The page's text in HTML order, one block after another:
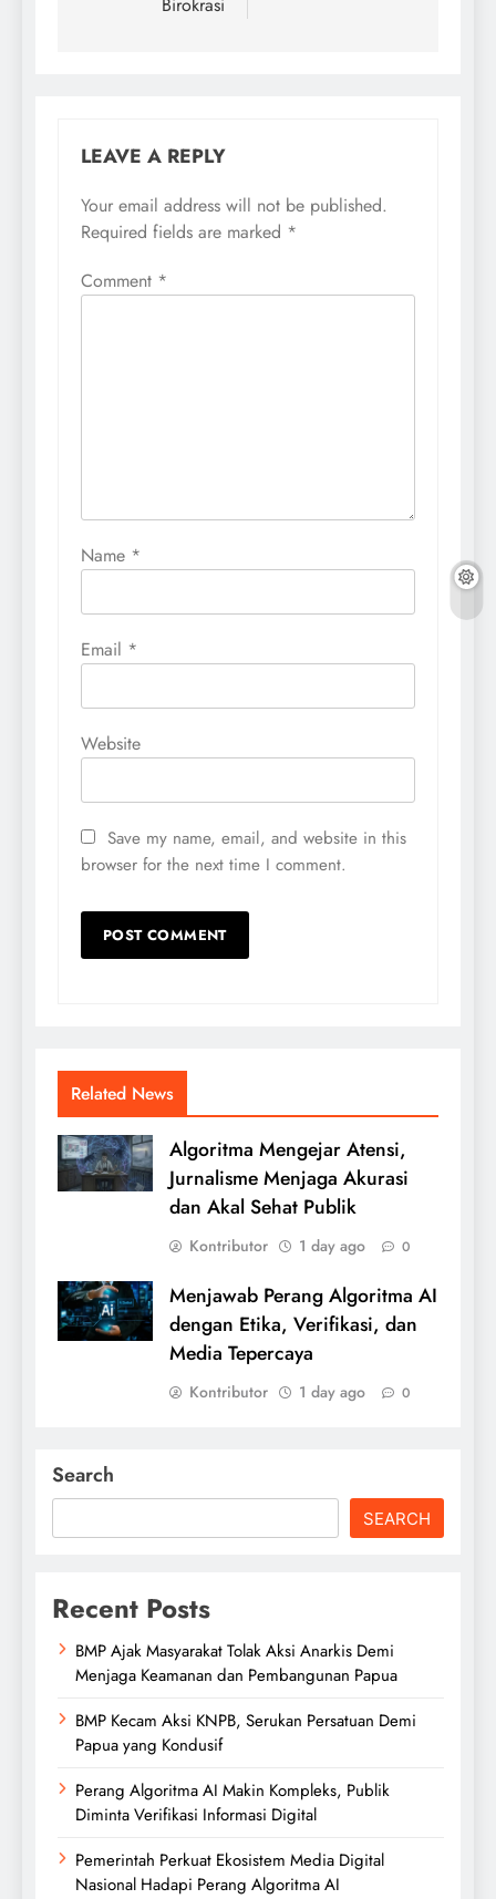
Birokrasi
LEAVE A REPLY
Your email address will not be published.
Required fields are marked *
Comment *
Name *
Email *
Website
Save my name, email, and website in this
browser for the next time I comment.
Related News
Algoritma Mengejar Atensi,
Jurnalisme Menjaga Akurasi
dan Akal Sehat Publik
Kontributor 1 day ago 0
Menjawab Perang Algoritma AI
dengan Etika, Verifikasi, dan
Media Tepercaya
Kontributor 1 day ago 0
Search
SEARCH
Recent Posts
BMP Ajak Masyarakat Tolak Aksi Anarkis Demi
Menjaga Keamanan dan Pembangunan Papua
BMP Kecam Aksi KNPB, Serukan Persatuan Demi
Papua yang Kondusif
Perang Algoritma AI Makin Kompleks, Publik
Diminta Verifikasi Informasi Digital
Pemerintah Perkuat Ekosistem Media Digital
Nasional Hadapi Perang Algoritma AI